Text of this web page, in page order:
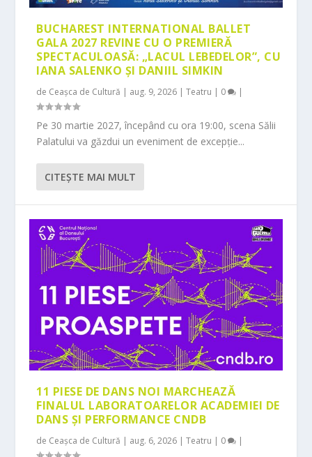
BUCHAREST INTERNATIONAL BALLET
GALA 2027 REVINE CU O PREMIERĂ
SPECTACULOASĂ: „LACUL LEBEDELOR”, CU
IANA SALENKO ȘI DANIIL SIMKIN
de Ceașca de Cultură | aug. 9, 2026 |Teatru | 0 |
Pe 30 martie 2027, începând cu ora 19:00, scena Sălii
Palatului va găzdui un eveniment de excepție...
CITEŞTE MAI MULT
11 PIESE DE DANS NOI MARCHEAZĂ
FINALUL LABORATOARELOR ACADEMIEI DE
DANS ȘI PERFORMANCE CNDB
de Ceașca de Cultură | aug. 6, 2026 |Teatru | 0 |